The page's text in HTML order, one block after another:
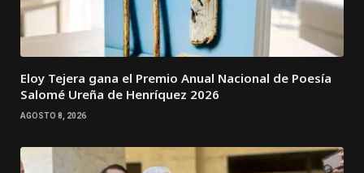
Eloy Tejera gana el Premio Anual Nacional de Poesía
Salomé Ureña de Henríquez 2026
AGOSTO 8, 2026